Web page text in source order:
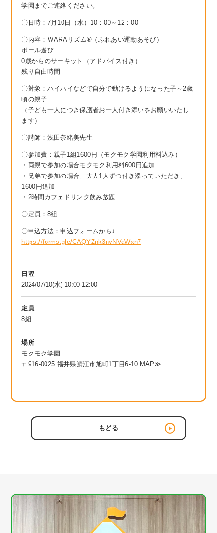
学園までご連絡ください。
〇日時：7月10日（水）10：00～12：00
〇内容：ＷARAリズム®（ふれあい運動あそび）
ボール遊び
0歳からのサーキット（アドバイス付き）
残り自由時間
〇対象：ハイハイなどで自分で動けるようになった子～2歳
頃の親子
（子ども一人につき保護者お一人付き添いをお願いいたし
ます）
〇講師：浅田奈緒美先生
〇参加費：親子1組1600円（モクモク学園利用料込み）
・両親で参加の場合モクモク利用料600円追加
・兄弟で参加の場合、大人1人ずつ付き添っていただき、
1600円追加
・2時間カフェドリンク飲み放題
〇定員：8組
〇申込方法：申込フォームから↓
https://forms.gle/CAQYZnk3nvNVaWxn7
日程
2024/07/10(水) 10:00-12:00
定員
8組
場所
モクモク学園
〒916-0025 福井県鯖江市旭町1丁目6-10 MAP≫
もどる